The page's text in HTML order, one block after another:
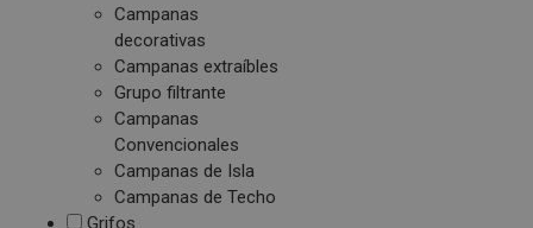
Campanas
decorativas
Campanas extraíbles
Grupo filtrante
Campanas
Convencionales
Campanas de Isla
Campanas de Techo
Grifos